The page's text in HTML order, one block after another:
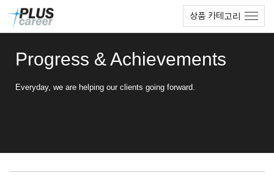
상품 카테고리
Progress & Achievements
Everyday, we are helping our clients going forward.